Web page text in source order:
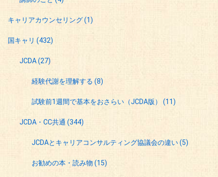
キャリアカウンセリング(1)
国キャリ (432)
JCDA(27)
経験代謝を理解する (8)
試験前1週間で基本をおさらい（JCDA版） (11)
JCDA・CC共通(344)
JCDAとキャリアコンサルティング協議会の違い(5)
お勧めの本・読み物 (15)